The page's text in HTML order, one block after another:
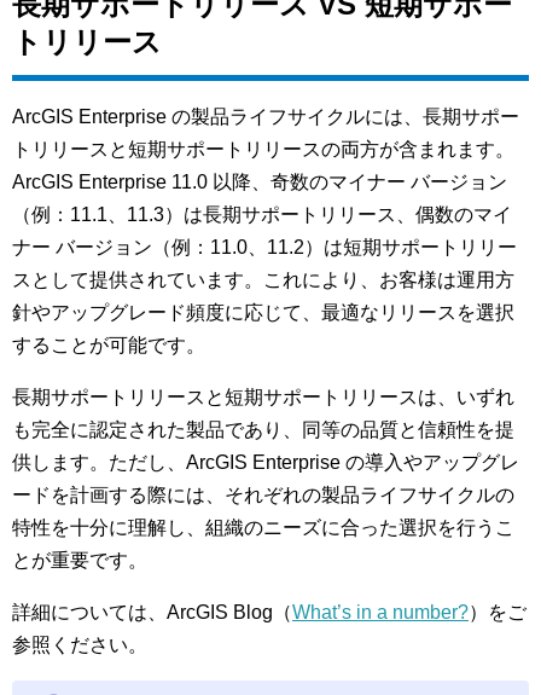
トリリース
ArcGIS Enterprise の製品ライフサイクルには、長期サポー
トリリースと短期サポートリリースの両方が含まれます。
ArcGIS Enterprise 11.0 以降、奇数のマイナー バージョン
（例：11.1、11.3）は長期サポートリリース、偶数のマイ
ナー バージョン（例：11.0、11.2）は短期サポートリリー
スとして提供されています。これにより、お客様は運用方
針やアップグレード頻度に応じて、最適なリリースを選択
することが可能です。
長期サポートリリースと短期サポートリリースは、いずれ
も完全に認定された製品であり、同等の品質と信頼性を提
供します。ただし、ArcGIS Enterprise の導入やアップグレ
ードを計画する際には、それぞれの製品ライフサイクルの
特性を十分に理解し、組織のニーズに合った選択を行うこ
とが重要です。
詳細については、ArcGIS Blog（What’s in a number?）をご
参照ください。